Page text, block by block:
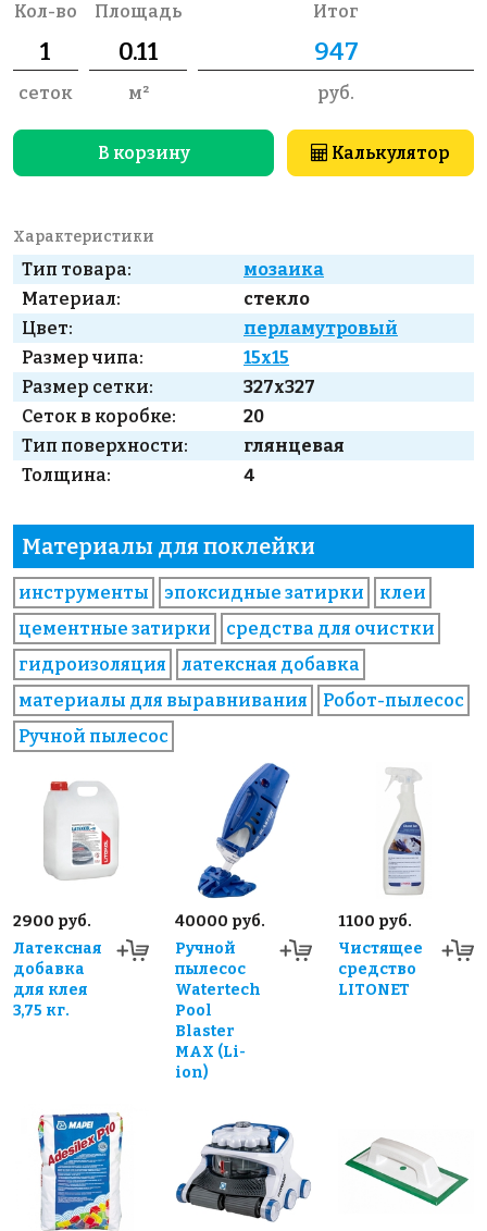
Кол-во
сеток
Площадь
м²
Итог
руб.
В корзину Калькулятор
Характеристики
Тип товара:
мозаика
Материал:
стекло
Цвет:
перламутровый
Размер чипа:
15x15
Размер сетки:
327x327
Сеток в коробке:
20
Тип поверхности:
глянцевая
Толщина:
4
Материалы для поклейки
инструменты эпоксидные затирки
клеи
цементные затирки
средства для очистки
гидроизоляция
латексная добавка
материалы для выравнивания
Робот-пылесос
Ручной пылесос
2900 руб.
Латексная
добавка
для клея
3,75 кг.
40000 руб.
Ручной
пылесос
Watertech
Pool
Blaster
MAX (Li-
ion)
1100 руб.
Чистящее
средство
LITONET